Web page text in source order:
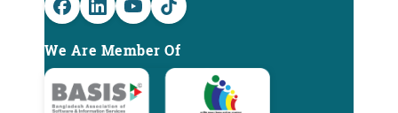
We Are Member Of